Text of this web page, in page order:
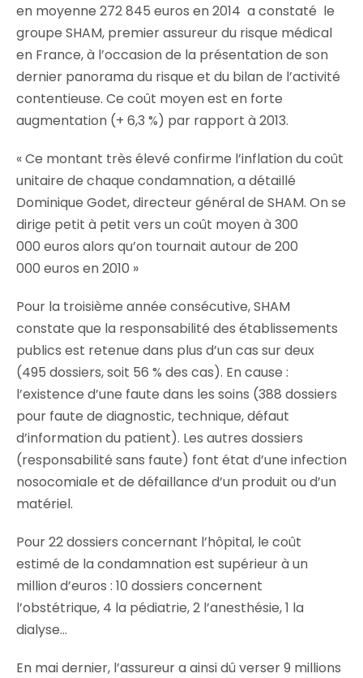
en moyenne 272 845 euros en 2014 a constaté le
groupe SHAM, premier assureur du risque médical
en France, à l’occasion de la présentation de son
dernier panorama du risque et du bilan de l’activité
contentieuse. Ce coût moyen est en forte
augmentation (+ 6,3 %) par rapport à 2013.
« Ce montant très élevé confirme l’inflation du coût
unitaire de chaque condamnation, a détaillé
Dominique Godet, directeur général de SHAM. On se
dirige petit à petit vers un coût moyen à 300
000 euros alors qu’on tournait autour de 200
000 euros en 2010 »
Pour la troisième année consécutive, SHAM
constate que la responsabilité des établissements
publics est retenue dans plus d’un cas sur deux
(495 dossiers, soit 56 % des cas). En cause :
l’existence d’une faute dans les soins (388 dossiers
pour faute de diagnostic, technique, défaut
d’information du patient). Les autres dossiers
(responsabilité sans faute) font état d’une infection
nosocomiale et de défaillance d’un produit ou d’un
matériel.
Pour 22 dossiers concernant l’hôpital, le coût
estimé de la condamnation est supérieur à un
million d’euros : 10 dossiers concernent
l’obstétrique, 4 la pédiatrie, 2 l’anesthésie, 1 la
dialyse…
En mai dernier, l’assureur a ainsi dû verser 9 millions